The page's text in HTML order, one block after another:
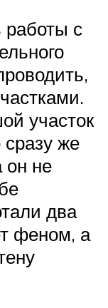
работы с
участок
сразу же
он не
два
феном, а